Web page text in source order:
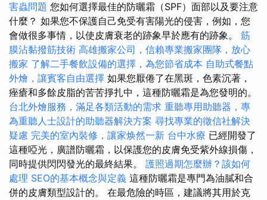
害蟲問題 您如何選擇最佳的防曬霜（SPF）面部以及要注意
什麼？ 如果您不保護自己免受有害陽光的侵害，例如，您
會做很多事情，以使皮膚衰老的跡象早於應有的跡象。 筋
膜沾黏撥筋技術 高雄搬家公司，信賴專業搬家團隊，放心
搬家 了解二手餐飲設備的選擇，為您節省成本 自助式餐點
外燴，讓賓客自由選擇 如果您厭倦了在黑斑，色素沉著，
痤瘡和多餘皮脂的苦苦掙扎中，這種防曬霜是為您發明的。
台北外燴服務，滿足各類活動的需求 重聽專用助聽器，專
為重聽人士設計的助聽器解決方案 尋找專業的徵信社解決
疑慮 完美的室內裝修，讓家焕然一新 台中水療 已經開發了
這種啞光，廣譜防曬霜，以保護您的皮膚免受紫外線損傷，
同時提供閃閃發光的最終結果。 護照過期怎麼辦？該如何
處理 SEO的基本概念與定義 這種防曬霜是專門為油膩和合
併的皮膚類型設計的。 在最危險的時區，建議將其用於克